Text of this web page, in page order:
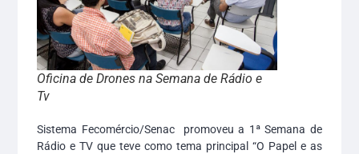
Oficina de Drones na Semana de Rádio e
Tv
Sistema Fecomércio/Senac promoveu a 1ª Semana de
Rádio e TV que teve como tema principal “O Papel e as